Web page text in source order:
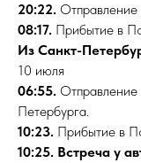
20:22.
08:17. Прибытие в
Из Санкт-
10 июля
06:55.
Петербурга.
10:23. Прибытие в
10:25. Встреча у